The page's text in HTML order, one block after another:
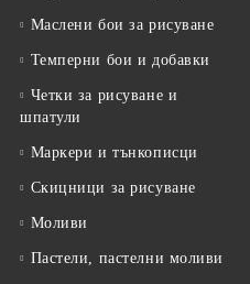
Маслени бои за рисуване
Темперни бои и добавки
Четки за рисуване и
шпатули
Маркери и тънкописци
Скицници за рисуване
Моливи
Пастели, пастелни моливи